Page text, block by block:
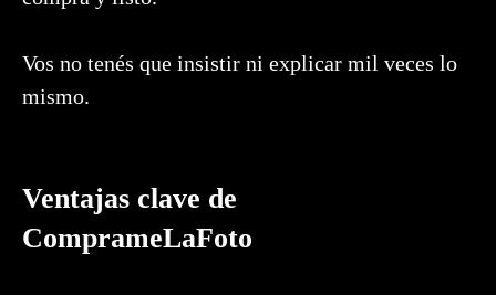
Vos no tenés que insistir ni explicar mil veces lo
mismo.
Ventajas clave de
ComprameLaFoto